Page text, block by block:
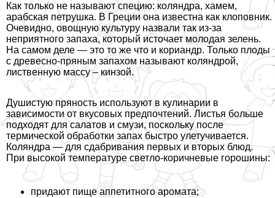
Как только не называют специю: коляндра, хамем,
арабская петрушка. В Греции она известна как клоповник.
Очевидно, овощную культуру назвали так из-за
неприятного запаха, который источает молодая зелень.
На самом деле — это то же что и кориандр. Только плоды
с древесно-пряным запахом называют коляндрой,
лиственную массу – кинзой.
Душистую пряность используют в кулинарии в
зависимости от вкусовых предпочтений. Листья больше
подходят для салатов и смузи, поскольку после
термической обработки запах быстро улетучивается.
Коляндра — для сдабривания первых и вторых блюд.
При высокой температуре светло-коричневые горошины:
придают пище аппетитного аромата;